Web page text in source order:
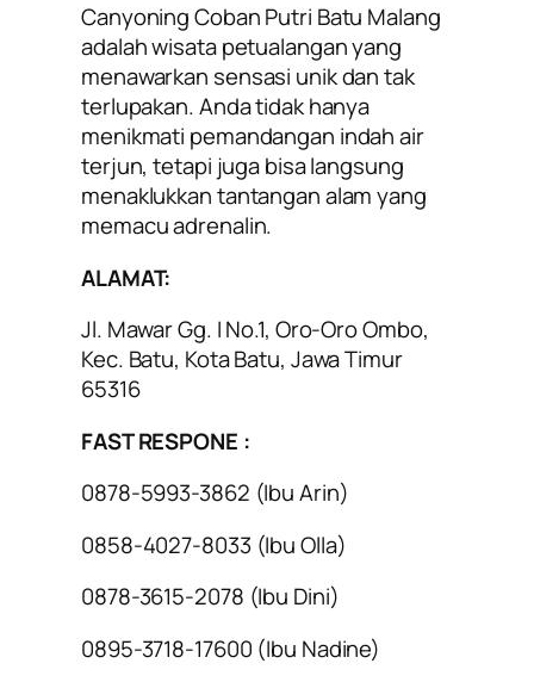
Canyoning Coban Putri Batu Malang
adalah wisata petualangan yang
menawarkan sensasi unik dan tak
terlupakan. Anda tidak hanya
menikmati pemandangan indah air
terjun, tetapi juga bisa langsung
menaklukkan tantangan alam yang
memacu adrenalin.
ALAMAT:
Jl. Mawar Gg. I No.1, Oro-Oro Ombo,
Kec. Batu, Kota Batu, Jawa Timur
65316
FAST RESPONE :
0878-5993-3862 (Ibu Arin)
0858-4027-8033 (Ibu Olla)
0878-3615-2078 (Ibu Dini)
0895-3718-17600 (Ibu Nadine)